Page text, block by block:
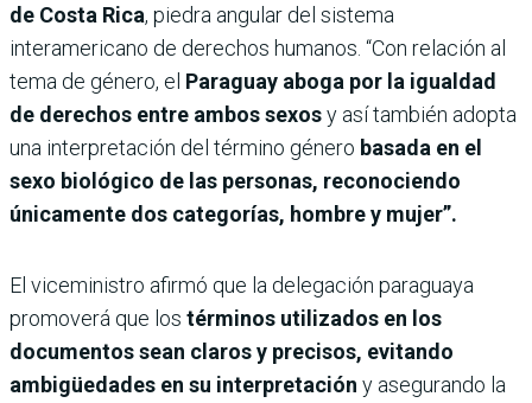
de Costa Rica, piedra angular del sistema
interamericano de derechos humanos. “Con relación al
tema de género, el Paraguay aboga por la igualdad
de derechos entre ambos sexosy así también adopta
una interpretación del término género basada en el
sexo biológico de las personas, reconociendo
únicamente dos categorías, hombre y mujer”.
El viceministro afirmó que la delegación paraguaya
promoverá que los términos utilizados en los
documentos sean claros y precisos, evitando
ambigüedades en su interpretación y asegurando la